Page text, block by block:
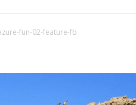
fun-02-feature-fb